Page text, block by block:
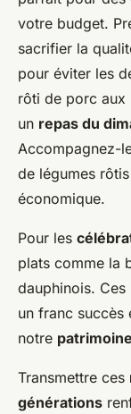
votre budget.
sacrifier la
pour éviter les
rôti de porc aux
un repas du
Accompagnez-
de légumes
économique.
Pour les
plats comme la
dauphinois.
un franc succès
notre
Transmettre ces
générations